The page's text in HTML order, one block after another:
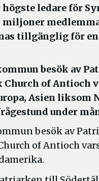
ledare för
tillgänglig för
besök av
Church of
Asien liksom
under
besök av
of Antioch